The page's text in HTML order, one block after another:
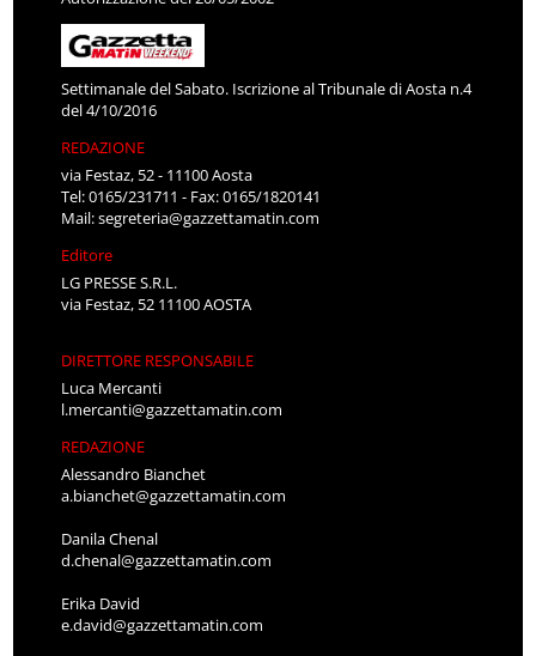
Settimanale del Sabato. Iscrizione al Tribunale di Aosta n.4
del 4/10/2016
REDAZIONE
via Festaz, 52 - 11100 Aosta
Tel: 0165/231711 - Fax: 0165/1820141
Mail:segreteria@gazzettamatin.com
Editore
LG PRESSE S.R.L.
via Festaz, 52 11100 AOSTA
DIRETTORE RESPONSABILE
Luca Mercanti
l.mercanti@gazzettamatin.com
REDAZIONE
Alessandro Bianchet
a.bianchet@gazzettamatin.com
Danila Chenal
d.chenal@gazzettamatin.com
Erika David
e.david@gazzettamatin.com